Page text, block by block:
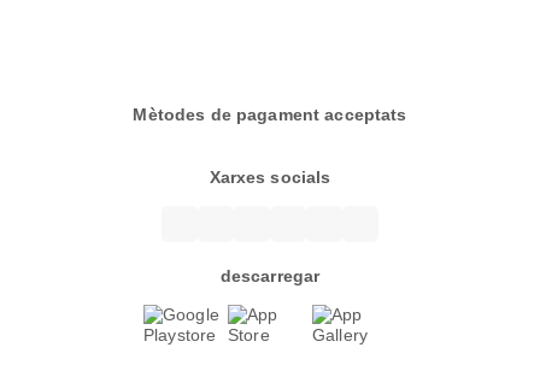
Mètodes de pagament acceptats
Xarxes socials
descarregar